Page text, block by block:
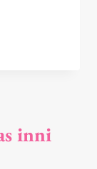
inni